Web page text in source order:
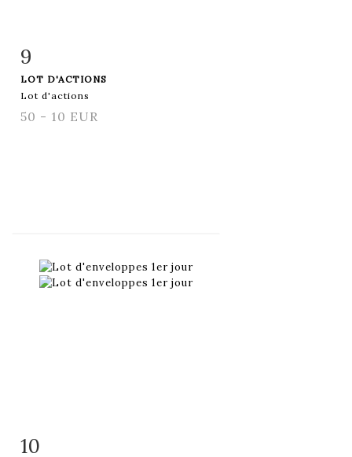
Fiche détaillée
9
LOT D'ACTIONS
Lot d'actions
50 - 10 EUR
Fiche détaillée
10